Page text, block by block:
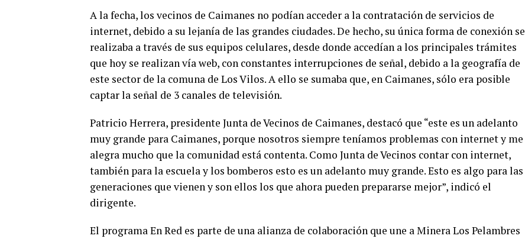
A la fecha, los vecinos de Caimanes no podían acceder a la contratación de servicios de
internet, debido a su lejanía de las grandes ciudades. De hecho, su única forma de conexión se
realizaba a través de sus equipos celulares, desde donde accedían a los principales trámites
que hoy se realizan vía web, con constantes interrupciones de señal, debido a la geografía de
este sector de la comuna de Los Vilos. A ello se sumaba que, en Caimanes, sólo era posible
captar la señal de 3 canales de televisión.
Patricio Herrera, presidente Junta de Vecinos de Caimanes, destacó que “este es un adelanto
muy grande para Caimanes, porque nosotros siempre teníamos problemas con internet y me
alegra mucho que la comunidad está contenta. Como Junta de Vecinos contar con internet,
también para la escuela y los bomberos esto es un adelanto muy grande. Esto es algo para las
generaciones que vienen y son ellos los que ahora pueden prepararse mejor”, indicó el
dirigente.
El programa En Red es parte de una alianza de colaboración que une a Minera Los Pelambres